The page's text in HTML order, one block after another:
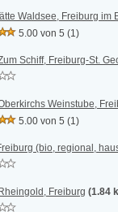
Waldsee, Freiburg im
5.00 von 5 (1)
Schiff, Freiburg-St.
Weinstube,
5.00 von 5 (1)
(bio, regional,
Freiburg (1.84